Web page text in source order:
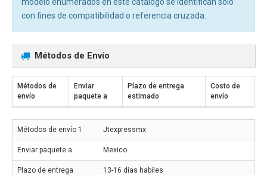
con fines de compatibilidad o referencia cruzada.
Métodos de Envío
Métodos de
envío
Enviar
paquete a
Plazo de entrega
estimado
Costo de
envío
Jtexpressmx
Mexico
13-16 dias habiles